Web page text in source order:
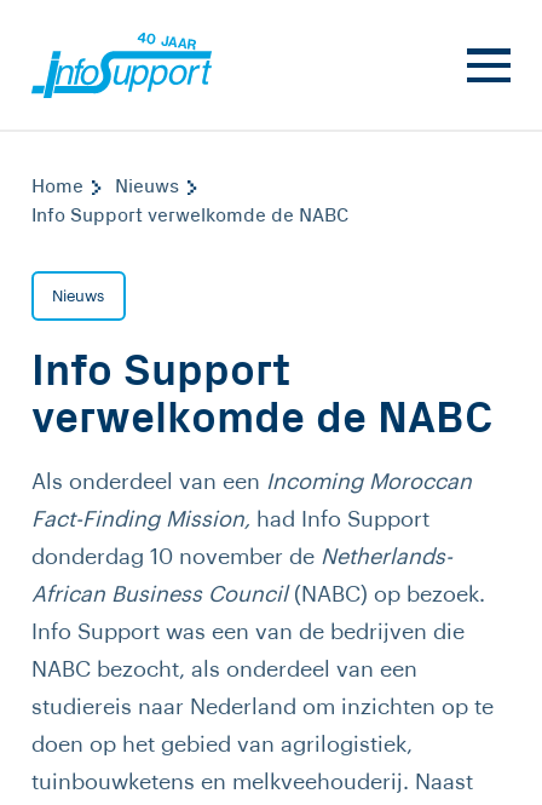
Home
Nieuws
Info Support verwelkomde de NABC
Nieuws
Info Support
verwelkomde de NABC
Als onderdeel van een Incoming Moroccan
Fact-Finding Mission,
had Info Support
donderdag 10 november de Netherlands-
African Business Council(NABC) op bezoek.
Info Support was een van de bedrijven die
NABC bezocht, als onderdeel van een
studiereis naar Nederland om inzichten op te
doen op het gebied van agrilogistiek,
tuinbouwketens en melkveehouderij. Naast